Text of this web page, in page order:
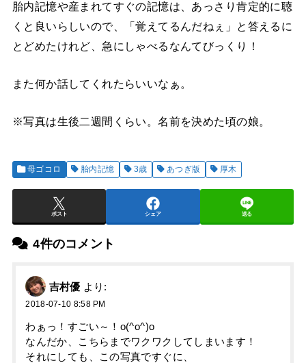
胎内記憶や産まれてすぐの記憶は、あっさり肯定的に聴
くと良いらしいので、「覚えてるんだねぇ」と答えるに
とどめたけれど、急にしゃべるなんてびっくり！
また何か話してくれたらいいなぁ。
※写真は生後二週間くらい。名前を決めた頃の娘。
母ゴコロ 胎内記憶 3歳 あつぎ版 厚木
ポスト シェア 送る
4件のコメント
吉村優 より:
2018-07-10 8:58 PM
わぁっ！すごい～！o(^o^)o
なんだか、こちらまでワクワクしてしまいます！
それにしても、この写真ですぐに、